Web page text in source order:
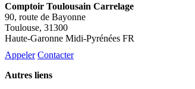
Comptoir Toulousain Carrelage
90, route de Bayonne
Toulouse, 31300
Haute-Garonne Midi-Pyrénées FR
Appeler Contacter
Autres liens